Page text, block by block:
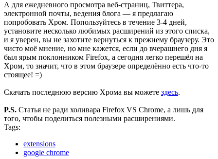
А для ежедневного просмотра веб-страниц, Твиттера,
электронной почты, ведения блога — я предлагаю
попробовать Хром. Попользуйтесь в течение 3-4 дней,
установите несколько любимых расширений из этого списка,
и я уверен, вы не захотите вернуться к прежнему браузеру. Это
чисто моё мнение, но мне кажется, если до вчерашнего дня я
был ярым поклонником Firefox, а сегодня легко перешёл на
Хром, то значит, что в этом браузере определённо есть что-то
стоящее! =)
Скачать последнюю версию Хрома вы можете здесь.
P.S. Статья не ради холивара Firefox VS Chrome, а лишь для
того, чтобы поделиться полезными расширениями.
Tags:
extensions
google chrome